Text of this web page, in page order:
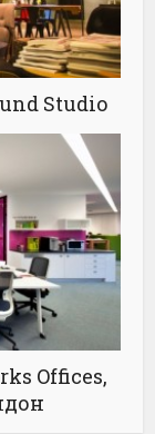
Studio
Offices,